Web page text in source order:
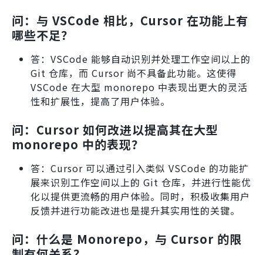
问：与 VSCode 相比，Cursor 在功能上有
哪些不足？
答：VSCode 能够自动识别并处理工作空间以上的
Git 仓库，而 Cursor 尚不具备此功能。这使得
VSCode 在大型 monorepo 中表现出更大的灵活
性和扩展性，提高了用户体验。
问：Cursor 如何改进以提高其在大型
monorepo 中的表现？
答：Cursor 可以通过引入类似 VSCode 的功能扩
展来识别工作空间以上的 Git 仓库，并进行性能优
化以提供更流畅的用户体验。同时，积极收集用户
反馈并进行功能改进也是提升其实用性的关键。
问：什么是 Monorepo，与 Cursor 的限